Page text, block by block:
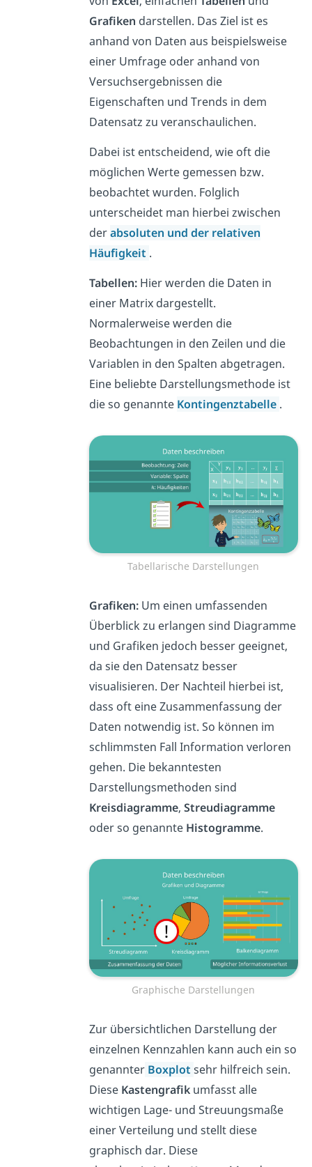
Grafiken darstellen. Das Ziel ist es
anhand von Daten aus beispielsweise
einer Umfrage oder anhand von
Versuchsergebnissen die
Eigenschaften und Trends in dem
Datensatz zu veranschaulichen.
Dabei ist entscheidend, wie oft die
möglichen Werte gemessen bzw.
beobachtet wurden. Folglich
unterscheidet man hierbei zwischen
derabsoluten und der relativen
Häufigkeit .
Tabellen: Hier werden die Daten in
einer Matrix dargestellt.
Normalerweise werden die
Beobachtungen in den Zeilen und die
Variablen in den Spalten abgetragen.
Eine beliebte Darstellungsmethode ist
die so genannte Kontingenztabelle .
Tabellarische Darstellungen
Grafiken: Um einen umfassenden
Überblick zu erlangen sind Diagramme
und Grafiken jedoch besser geeignet,
da sie den Datensatz besser
visualisieren. Der Nachteil hierbei ist,
dass oft eine Zusammenfassung der
Daten notwendig ist. So können im
schlimmsten Fall Information verloren
gehen. Die bekanntesten
Darstellungsmethoden sind
Kreisdiagramme, Streudiagramme
oder so genannte Histogramme.
Graphische Darstellungen
Zur übersichtlichen Darstellung der
einzelnen Kennzahlen kann auch ein so
genannter Boxplot sehr hilfreich sein.
Diese Kastengrafikumfasst alle
wichtigen Lage- und Streuungsmaße
einer Verteilung und stellt diese
graphisch dar. Diese